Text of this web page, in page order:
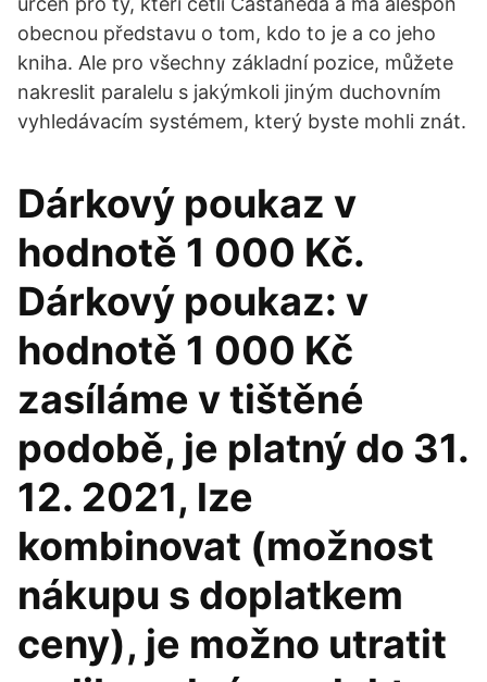
obecnou představu o tom, kdo to je a co jeho
kniha. Ale pro všechny základní pozice, můžete
nakreslit paralelu s jakýmkoli jiným duchovním
vyhledávacím systémem, který byste mohli znát.
Dárkový poukaz v
hodnotě 1 000 Kč.
Dárkový poukaz: v
hodnotě 1 000 Kč
zasíláme v tištěné
podobě, je platný do 31.
12. 2021, lze
kombinovat (možnost
nákupu s doplatkem
ceny), je možno utratit